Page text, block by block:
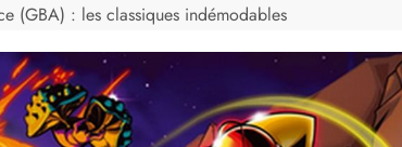
(GBA) : les classiques indémodables